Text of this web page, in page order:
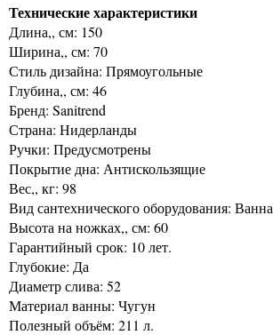
Технические характеристики
Длина,, см: 150
Ширина,, см: 70
Стиль дизайна: Прямоугольные
Глубина,, см: 46
Бренд: Sanitrend
Страна: Нидерланды
Ручки: Предусмотрены
Покрытие дна: Антискользящие
Вес,, кг: 98
Вид сантехнического оборудования: Ванна
Высота на ножках,, см: 60
Гарантийный срок: 10 лет.
Глубокие: Да
Диаметр слива: 52
Материал ванны: Чугун
Полезный объём: 211 л.